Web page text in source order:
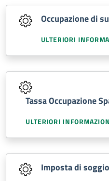
Occupazione di
ULTERIORI
Tassa Occupazione
ULTERIORI
Imposta di